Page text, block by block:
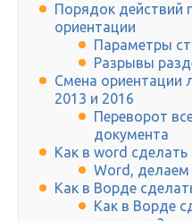
Порядок действий
ориентации
Параметры
Разрывы
Смена ориентации
2013 и 2016
Переворот
документа
Как в word
Word,
Как в Ворде
Как в Ворде